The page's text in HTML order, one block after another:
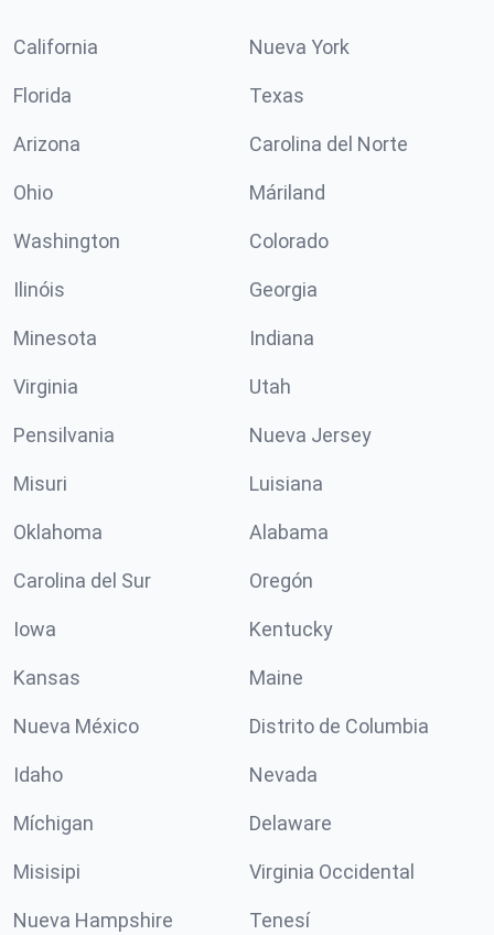
California Nueva York
Florida Texas
Arizona Carolina del Norte
Ohio Máriland
Washington Colorado
Ilinóis Georgia
Minesota Indiana
Virginia Utah
Pensilvania Nueva Jersey
Misuri Luisiana
Oklahoma Alabama
Carolina del Sur Oregón
Iowa Kentucky
Kansas Maine
Nueva México Distrito de Columbia
Idaho Nevada
Míchigan Delaware
Misisipi Virginia Occidental
Nueva Hampshire Tenesí